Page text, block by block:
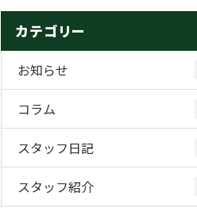
カテゴリー
お知らせ
コラム
スタッフ日記
スタッフ紹介